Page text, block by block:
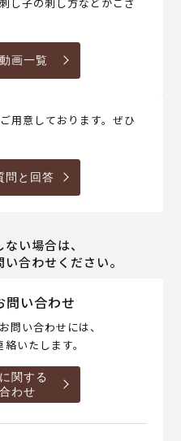
画一覧
用意しております。ぜひ
問と回答
い場合は、
合わせください。
問い合わせ
問い合わせには、
いたします。
関する
わせ